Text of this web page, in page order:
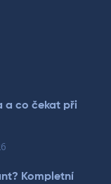
a co čekat při
Kompletní